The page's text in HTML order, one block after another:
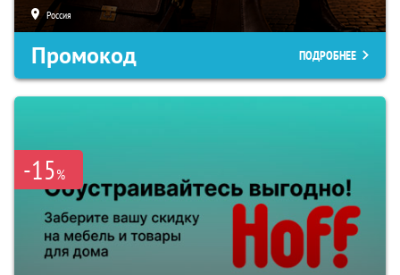
Россия
Промокод ПОДРОБНЕЕ
-15%